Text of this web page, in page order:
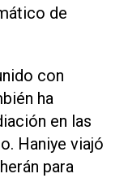
de
con
ha
en las
Haniye viajó
para